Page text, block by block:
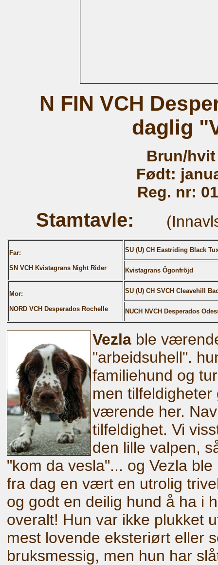
N FIN VCH
daglig
Brun/
Født:
Reg. nr:
Stamtavle:
Far:
SN VCH Kvistagrans Night Rider
SU (U) CH Eastriding Black
Kvistagrans Ögonfröjd
Mor:
NORD VCH Desperados Rochelle
SU (U) CH SVCH Cleavehill
NUCH NVCH Desperados
Vezla ble
"arbeidsuhell".
familiehund og
men
værende her.
tilfeldighet. Vi
den lille valpen,
"kom da vesla"... og Vezla
fra dag en vært en utrolig
og godt en deilig hund å ha i
overalt! Hun var ikke plukket
mest lovende eksteriørt eller
bruksmessig, men hun har